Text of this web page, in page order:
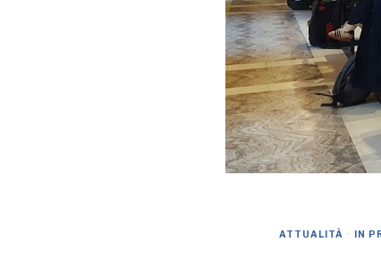
ATTUALITÀ · IN